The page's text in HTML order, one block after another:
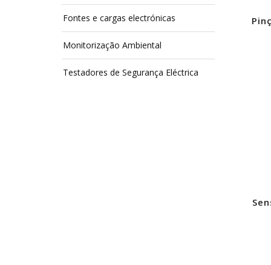
Fontes e cargas electrónicas
Monitorização Ambiental
Testadores de Segurança Eléctrica